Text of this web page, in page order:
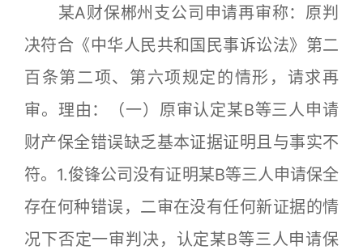
某A财保郴州支公司申请再审称：原判
决符合《中华人民共和国民事诉讼法》第二
百条第二项、第六项规定的情形，请求再
审。理由：（一）原审认定某B等三人申请
财产保全错误缺乏基本证据证明且与事实不
符。1.俊锋公司没有证明某B等三人申请保全
存在何种错误，二审在没有任何新证据的情
况下否定一审判决，认定某B等三人申请保